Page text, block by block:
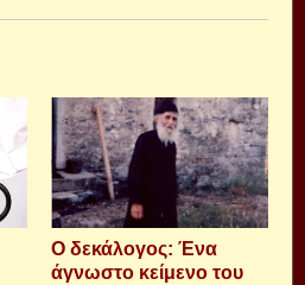
Ο δεκάλογος: Ένα
άγνωστο κείμενο του